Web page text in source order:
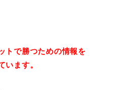
トで勝つための情報を
います。